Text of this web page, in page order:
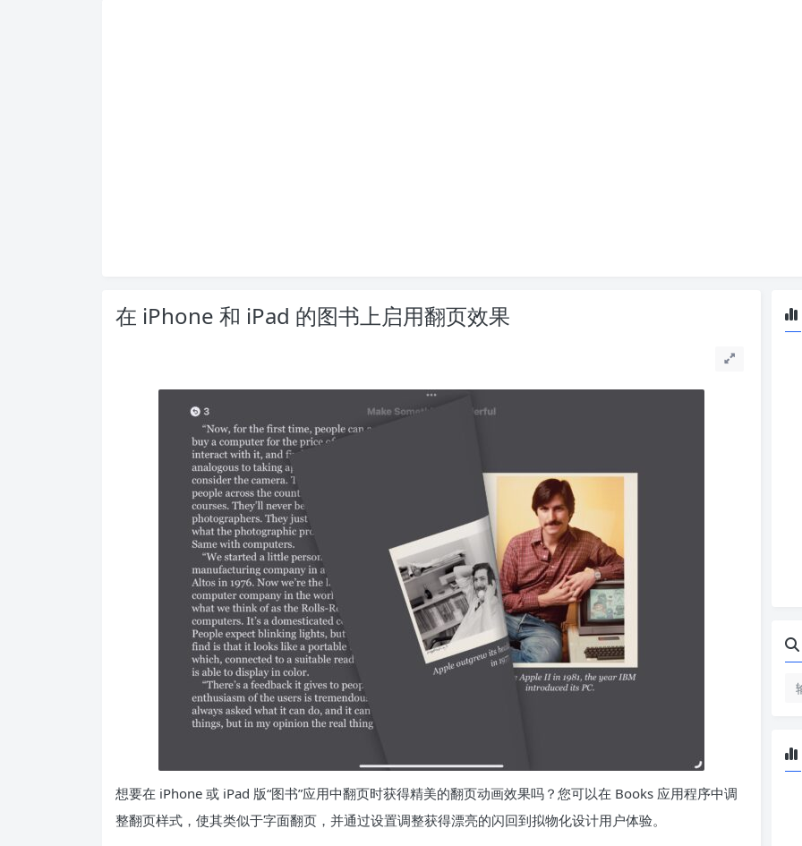
在 iPhone 和 iPad 的图书上启用翻页效果
想要在 iPhone 或 iPad 版“图书”应用中翻页时获得精美的翻页动画效果吗？您可以在 Books 应用程序中调
整翻页样式，使其类似于字面翻页，并通过设置调整获得漂亮的闪回到拟物化设计用户体验。